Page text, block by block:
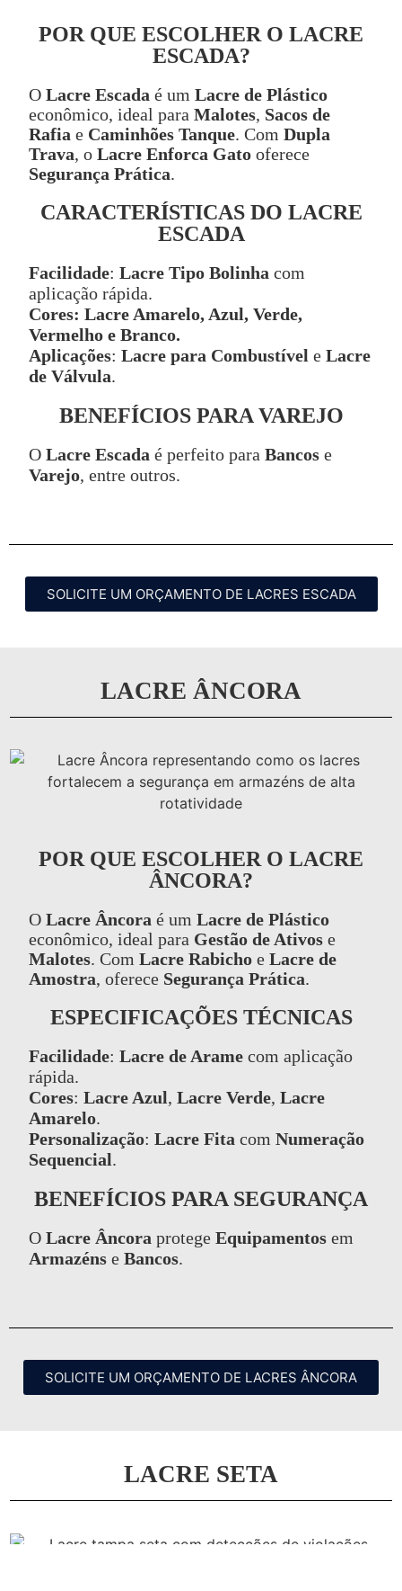
POR QUE ESCOLHER O LACRE
ESCADA?
O Lacre Escada é um Lacre de Plástico
econômico, ideal para Malotes, Sacos de
Rafia e Caminhões Tanque. Com Dupla
Trava, o Lacre Enforca Gato oferece
Segurança Prática.
CARACTERÍSTICAS DO LACRE
ESCADA
Facilidade: Lacre Tipo Bolinha com
aplicação rápida.
Cores: Lacre Amarelo, Azul, Verde,
Vermelho e Branco.
Aplicações: Lacre para Combustível e Lacre
de Válvula.
BENEFÍCIOS PARA VAREJO
O Lacre Escada é perfeito para Bancos e
Varejo, entre outros.
SOLICITE UM ORÇAMENTO DE LACRES ESCADA
LACRE ÂNCORA
POR QUE ESCOLHER O LACRE
ÂNCORA?
O Lacre Âncora é um Lacre de Plástico
econômico, ideal para Gestão de Ativos e
Malotes. Com Lacre Rabicho e Lacre de
Amostra, oferece Segurança Prática.
ESPECIFICAÇÕES TÉCNICAS
Facilidade: Lacre de Arame com aplicação
rápida.
Cores: Lacre Azul, Lacre Verde, Lacre
Amarelo.
Personalização: Lacre Fita com Numeração
Sequencial.
BENEFÍCIOS PARA SEGURANÇA
O Lacre Âncora protege Equipamentos em
Armazéns e Bancos.
SOLICITE UM ORÇAMENTO DE LACRES ÂNCORA
LACRE SETA